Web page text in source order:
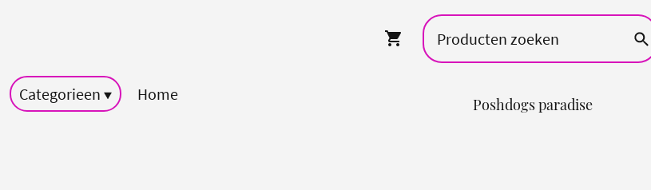
Categorieen Home
Poshdogs paradise